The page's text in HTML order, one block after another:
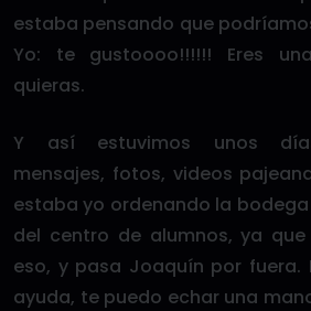
estaba pensando que
Yo: te gustoooo!!!!!! Eres
quieras.
Y así estuvimos unos
mensajes, fotos, videos
estaba yo ordenando la
del centro de alumnos, ya
eso, y pasa Joaquín por fuera.
ayuda, te puedo echar una